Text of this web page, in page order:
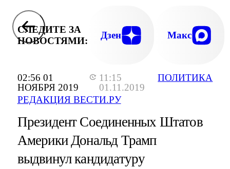
02:56 01
НОЯБРЯ 2019
11:15
01.11.2019
РЕДАКЦИЯ ВЕСТИ.РУ
ПОЛИТИКА
СЛЕДИТЕ ЗА
НОВОСТЯМИ:
Дзен Макс
Президент Соединенных Штатов
Америки Дональд Трамп
выдвинул кандидатуру